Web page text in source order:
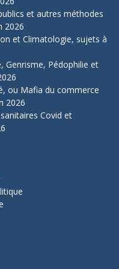
et autres méthodes
2026
et Climatologie, sujets à
Genrisme, Pédophilie et
ou Mafia du commerce
2026
Covid et